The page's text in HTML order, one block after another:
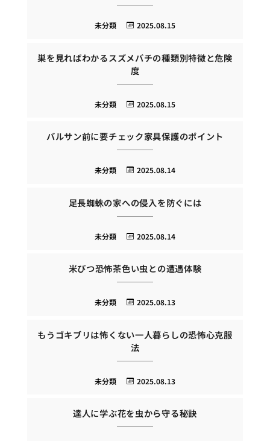
2025.08.15
未分類
巣を見ればわかるスズメバチの種類別特徴と危険
度
2025.08.15
未分類
バルサン前に要チェック家具保護のポイント
2025.08.14
未分類
足長蜘蛛の家への侵入を防ぐには
2025.08.14
未分類
米びつ恐怖茶色い虫との遭遇体験
2025.08.13
未分類
もうゴキブリは怖くない一人暮らしの恐怖心克服
法
2025.08.13
未分類
達人に学ぶ花を虫から守る秘訣